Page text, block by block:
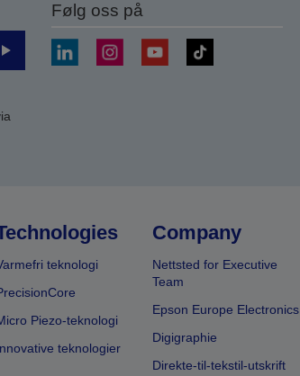
Send
Følg oss på
teknologi
Piezo-teknologi
teknologier
Company
Nettsted for Executive
Team
Epson Europe Electronics
Digigraphie
Direkte-til-tekstil-utskrift